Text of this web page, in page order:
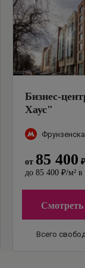
Бизнес-
Хаус"
от 85 400 ₽
до 85 400 ₽/м² в
Всего